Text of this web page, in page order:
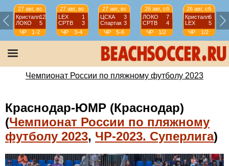
27 авг, вс
Кристалл12
ЛОКО
5
ЧР
1-2
27 авг, вс
LEX
1
СРТВ
3
ЧР
3-4
27 авг, вс
ЦСКА
3
Спартак 3
ЧР
5-6
26 авг, сб
ЛОКО
7
СРТВ
4
ЧР
1/2
26 авг, сб
Кристалл6
LEX
5
ЧР
1/2
Чемпионат России по пляжному футболу 2023
Краснодар-ЮМР (Краснодар)
(Чемпионат России по пляжному
футболу 2023, ЧР-2023. Суперлига)